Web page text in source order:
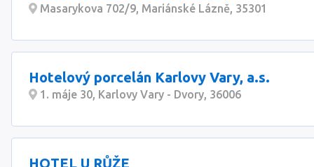
Masarykova 702/9, Mariánské Lázně, 35301
Hotelový porcelán Karlovy Vary, a.s.
1. máje 30, Karlovy Vary - Dvory, 36006
HOTEL U RŮŽE